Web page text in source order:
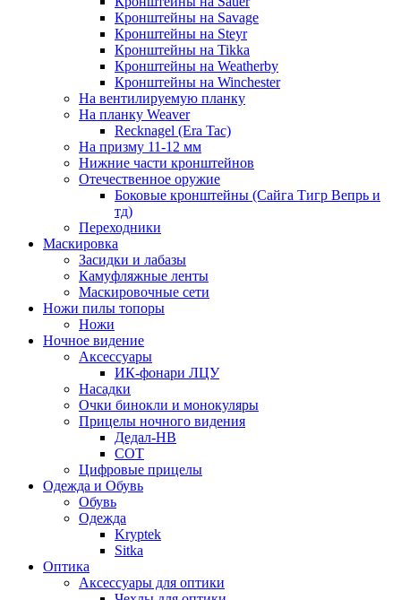
Кронштейны на Savage
Кронштейны на Steyr
Кронштейны на Tikka
Кронштейны на Weatherby
Кронштейны на Winchester
На вентилируемую планку
На планку Weaver
Recknagel (Era Tac)
На призму 11-12 мм
Нижние части кронштейнов
Отечественное оружие
Боковые кронштейны (Сайга Тигр Вепрь и
тд)
Переходники
Маскировка
Засидки и лабазы
Камуфляжные ленты
Маскировочные сети
Ножи пилы топоры
Ножи
Ночное видение
Аксессуары
ИК-фонари ЛЦУ
Насадки
Очки бинокли и монокуляры
Прицелы ночного видения
Дедал-НВ
СОТ
Цифровые прицелы
Одежда и Обувь
Обувь
Одежда
Kryptek
Sitka
Оптика
Аксессуары для оптики